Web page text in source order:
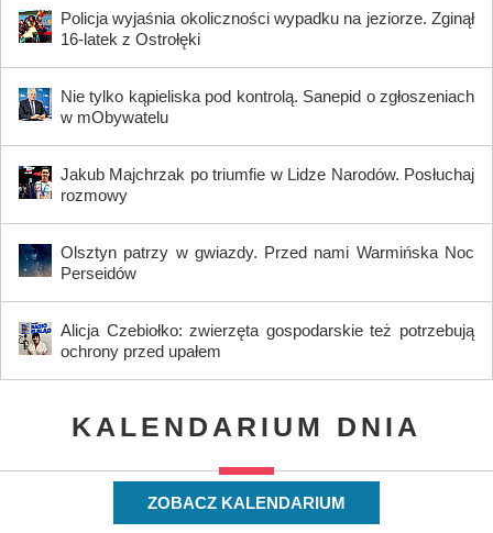
Policja wyjaśnia okoliczności wypadku na jeziorze. Zginął
16-latek z Ostrołęki
Nie tylko kąpieliska pod kontrolą. Sanepid o zgłoszeniach
w mObywatelu
Jakub Majchrzak po triumfie w Lidze Narodów. Posłuchaj
rozmowy
Olsztyn patrzy w gwiazdy. Przed nami Warmińska Noc
Perseidów
Alicja Czebiołko: zwierzęta gospodarskie też potrzebują
ochrony przed upałem
KALENDARIUM DNIA
ZOBACZ KALENDARIUM